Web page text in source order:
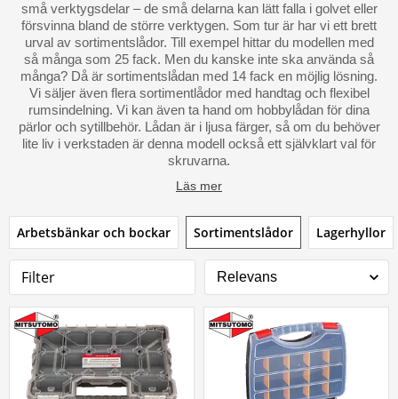
små verktygsdelar – de små delarna kan lätt falla i golvet eller
försvinna bland de större verktygen. Som tur är har vi ett brett
urval av sortimentslådor. Till exempel hittar du modellen med
så många som 25 fack. Men du kanske inte ska använda så
många? Då är sortimentslådan med 14 fack en möjlig lösning.
Vi säljer även flera sortimentlådor med handtag och flexibel
rumsindelning. Vi kan även ta hand om hobbylådan för dina
pärlor och sytillbehör. Lådan är i ljusa färger, så om du behöver
lite liv i verkstaden är denna modell också ett självklart val för
skruvarna.
Läs mer
Arbetsbänkar och bockar Sortimentslådor Lagerhyllor
Filter